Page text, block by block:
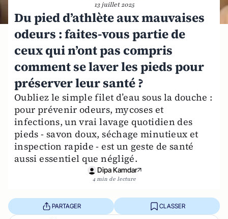
13 juillet 2025
Du pied d’athlète aux mauvaises
odeurs : faites-vous partie de
ceux qui n’ont pas compris
comment se laver les pieds pour
préserver leur santé ?
Oubliez le simple filet d’eau sous la douche :
pour prévenir odeurs, mycoses et
infections, un vrai lavage quotidien des
pieds - savon doux, séchage minutieux et
inspection rapide - est un geste de santé
aussi essentiel que négligé.
Dipa Kamdar
4 min de lecture
PARTAGER CLASSER